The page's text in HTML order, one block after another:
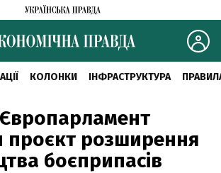
КОЛОНКИ ІНФРАСТРУКТУРА
Європарламент
проєкт розширення
боєприпасів